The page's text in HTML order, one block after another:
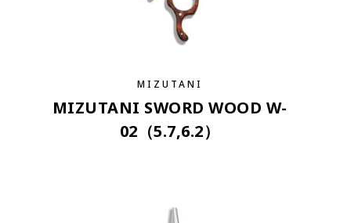
MIZUTANI
MIZUTANI SWORD WOOD W-
02（5.7,6.2）